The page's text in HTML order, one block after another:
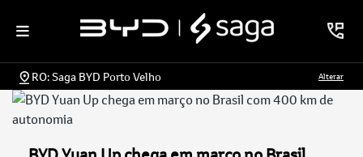
RO: Saga BYD Porto Velho Alterar